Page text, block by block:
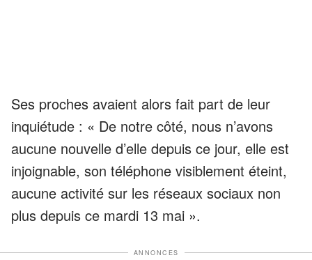
Ses proches avaient alors fait part de leur
inquiétude : « De notre côté, nous n’avons
aucune nouvelle d’elle depuis ce jour, elle est
injoignable, son téléphone visiblement éteint,
aucune activité sur les réseaux sociaux non
plus depuis ce mardi 13 mai ».
ANNONCES